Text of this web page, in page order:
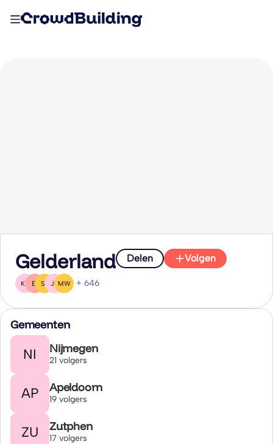
Gelderland Delen Volgen
KB EI SS JV MW + 646
Gemeenten
NI Nijmegen
21 volgers
AP Apeldoorn
19 volgers
ZU Zutphen
17 volgers